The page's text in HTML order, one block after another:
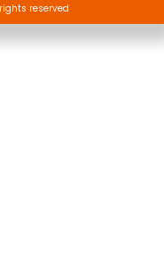
reserved